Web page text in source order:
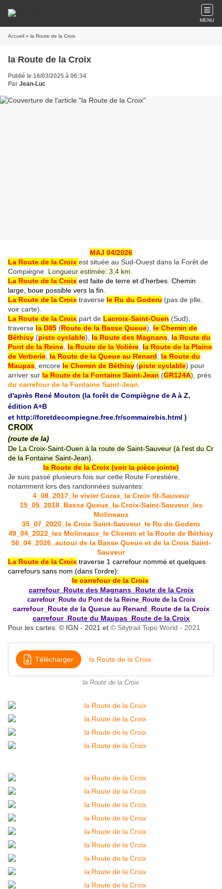
MENU
Accueil » la Route de la Croix
la Route de la Croix
Publié le 16/03/2025 à 06:34
Par Jean-Luc
MAJ 04/2026
La Route de la Croix est située au Sud-Ouest dans la Forêt de
Compiègne. Longueur estimée: 3,4 km.
La Route de la Croix est faite de terre et d'herbes. Chemin
large, boue possible vers la fin.
La Route de la Croix traverse le Ru du Goderu (pas de plle,
voir carte).
La Route de la Croix part de Lacroix-Saint-Ouen (Sud),
traverse la D85 (Route de la Basse Queue), le Chemin de
Béthisy (piste cyclable), la Route des Magnans la Route du
Pont de la Reine la Route de la Volière la Route de la Plaine
de Verberie la Route de la Queue au Renard
la Route du
Maupas , encore le Chemin de Béthisy (piste cyclable) pour
arriver sur la Route de la Fontaine Saint-Jean (GR124A), prés
du carrefour de la Fontaine Saint-Jean
d'après René Mouton (la forêt de Compiègne de A à Z,
édition A+B
et http://foretdecompiegne.free.fr/sommairebis.html )
CROIX
(route de la)
De La Croix-Saint-Ouen à la route de Saint-Sauveur (à l'est du Cr
de la Fontaine Saint-Jean).
la Route de la Croix (voir la pièce jointe)
Je suis passé plusieurs fois sur cette Route Forestière,
notamment lors des randonnées suivantes:
4_08_2017_le vivier Corax_la Croix St-Sauveur
15_05_2018_Basse Queue_la-Croix-Saint-Sauveur_les
Molineaux
35_07_2020_la Croix Saint-Sauveur_le Ru du Goderu
49_04_2022_les Molineaux_le Chemin et la Route de Béthisy
56_04_2026_autour de la Basse Queue et de la Croix Saint-
Sauveur
La Route de la Croix traverse 1 carrefour nommé et quelques
carrefours sans nom (dans l'ordre):
le carrefour de la Croix
carrefour_Route des Magnans_Route de la Croix
carrefour_Route du Pont de la Reine_Route de la Croix
carrefour_Route de la Queue au Renard_Route de la Croix
carrefour_Route du Maupas_Route de la Croix
Pour les cartes: © IGN - 2021 et © Sitytrail Topo World - 2021
Télécharger la Route de la Croix
la Route de la Croix